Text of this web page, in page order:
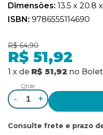
Dimensões: 13.5 x 20.8
ISBN: 9786555114690
R$ 64,90
R$ 51,92
1 x de R$ 51,92 no
Qtde.
- +
Consulte frete e prazo